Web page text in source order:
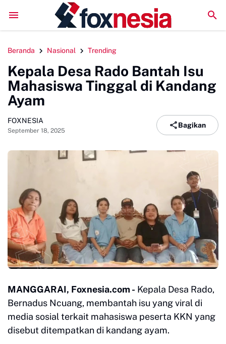
DPC GSNI Sinjai Gelar Sosialisasi Organisasi di Sejumlah
Beranda Nasional Trending
Kepala Desa Rado Bantah Isu
Mahasiswa Tinggal di Kandang
Ayam
FOXNESIA
September 18, 2025
Bagikan
MANGGARAI, Foxnesia.com - Kepala Desa Rado,
Bernadus Ncuang, membantah isu yang viral di
media sosial terkait mahasiswa peserta KKN yang
disebut ditempatkan di kandang ayam.